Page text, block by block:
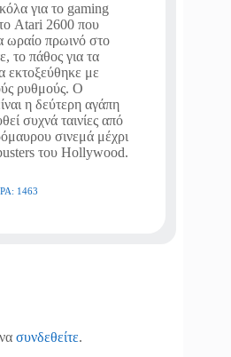
για το gaming
Atari 2600 που
ωραίο πρωινό στο
το πάθος για τα
εκτοξεύθηκε με
ρυθμούς. Ο
η δεύτερη αγάπη
συχνά ταινίες από
σινεμά μέχρι
του Hollywood.
1463
συνδεθείτε.